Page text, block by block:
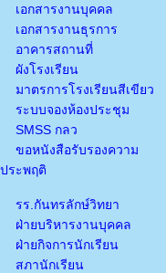
เอกสารงานบุคคล
เอกสารงานธุรการ
อาคารสถานที่
ผังโรงเรียน
มาตรการโรงเรียนสีเขียว
ระบบจองห้องประชุม
SMSS กลว
ขอหนังสือรับรองความ
ประพฤติ
รร.กันทรลักษ์วิทยา
ฝ่ายบริหารงานบุคคล
ฝ่ายกิจการนักเรียน
สภานักเรียน